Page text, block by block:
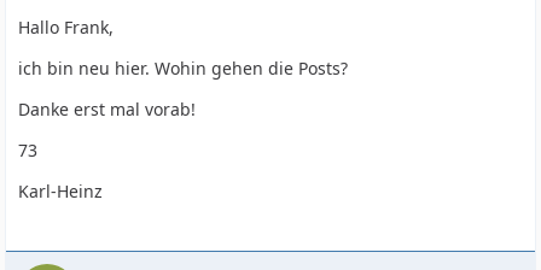
Hallo Frank,
ich bin neu hier. Wohin gehen die Posts?
Danke erst mal vorab!
73
Karl-Heinz